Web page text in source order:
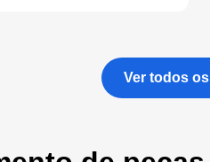
Ver todos